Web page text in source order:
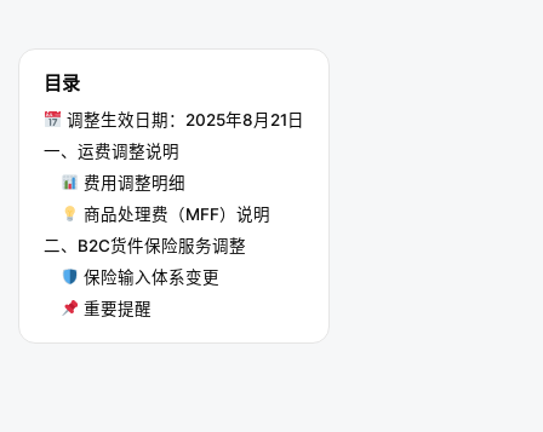
目录
调整生效日期：2025年8月21日
一、运费调整说明
费用调整明细
商品处理费（MFF）说明
二、B2C货件保险服务调整
保险输入体系变更
重要提醒